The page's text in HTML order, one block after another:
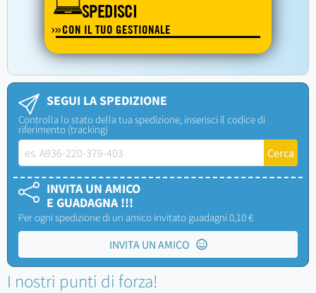
SPEDISCI
CON IL TUO GESTIONALE
SEGUI LA SPEDIZIONE
Controlla lo stato della tua spedizione, inserisci il codice di
riferimento (tracking)
INVITA UN AMICO
E GUADAGNA !!!
Per ogni spedizione di un amico invitato guadagni 0,10 €
INVITA UN AMICO
I nostri punti di forza!